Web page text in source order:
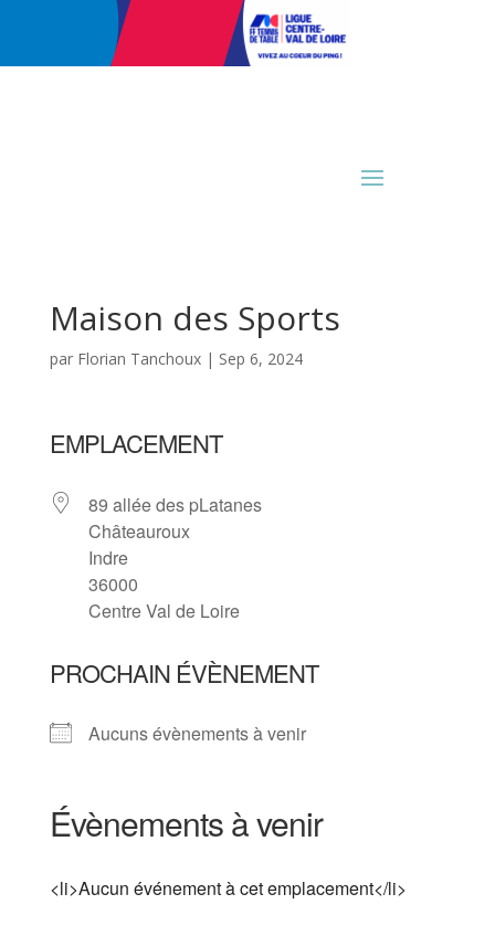
Maison des Sports
par Florian Tanchoux| Sep 6, 2024
EMPLACEMENT
89 allée des pLatanes
Châteauroux
Indre
36000
Centre Val de Loire
PROCHAIN ÉVÈNEMENT
Aucuns évènements à venir
Évènements à venir
<li>Aucun événement à cet emplacement</li>